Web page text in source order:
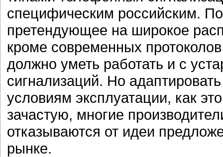
специфическим российским.
претендующее на широкое
кроме современных
должно уметь работать и с
сигнализаций. Но
условиям эксплуатации, как
зачастую, многие
отказываются от идеи
рынке.